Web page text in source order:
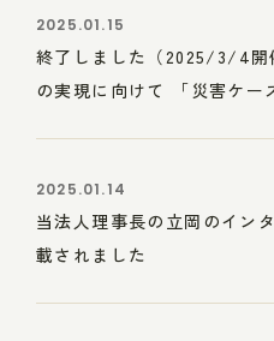
2025.01.15
終了しました（2025/3/4開
の実現に向けて 「災害ケー
2025.01.14
当法人理事長の立岡のイン
載されました